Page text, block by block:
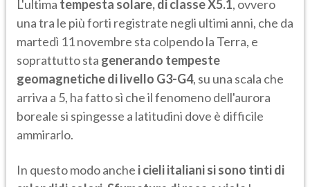
L'ultima tempesta solare, di classe X5.1, ovvero
una tra le più forti registrate negli ultimi anni, che da
martedì 11 novembre sta colpendo la Terra, e
soprattutto sta generando tempeste
geomagnetiche di livello G3-G4, su una scala che
arriva a 5, ha fatto sì che il fenomeno dell'aurora
boreale si spingesse a latitudini dove è difficile
ammirarlo.
In questo modo anche i cieli italiani si sono tinti di